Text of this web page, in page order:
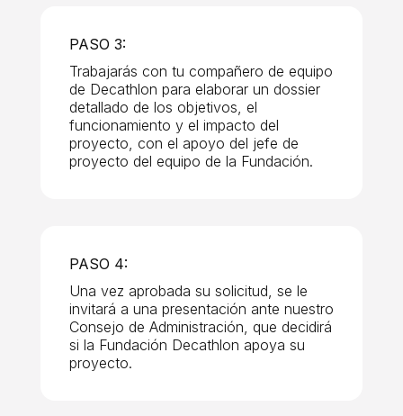
PASO 3:
Trabajarás con tu compañero de equipo
de Decathlon para elaborar un dossier
detallado de los objetivos, el
funcionamiento y el impacto del
proyecto, con el apoyo del jefe de
proyecto del equipo de la Fundación.
PASO 4:
Una vez aprobada su solicitud, se le
invitará a una presentación ante nuestro
Consejo de Administración, que decidirá
si la Fundación Decathlon apoya su
proyecto.